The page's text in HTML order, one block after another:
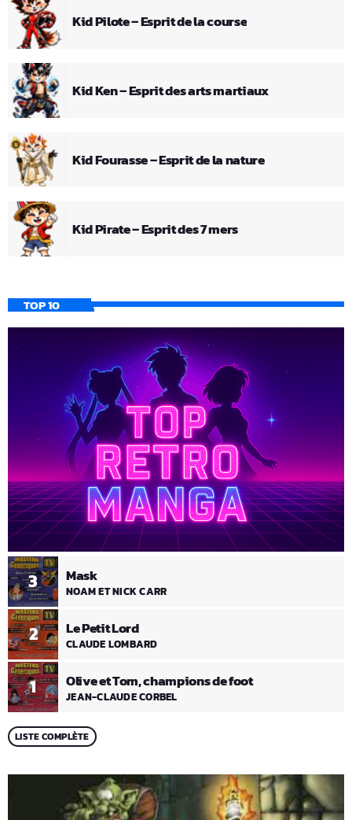
Kid Pilote – Esprit de la course
Kid Ken – Esprit des arts martiaux
Kid Fourasse – Esprit de la nature
Kid Pirate – Esprit des 7 mers
TOP 10
1 Olive et Tom, champions de foot
JEAN-CLAUDE CORBEL
2 Le Petit Lord
CLAUDE LOMBARD
3 Mask
NOAM ET NICK CARR
LISTE COMPLÈTE